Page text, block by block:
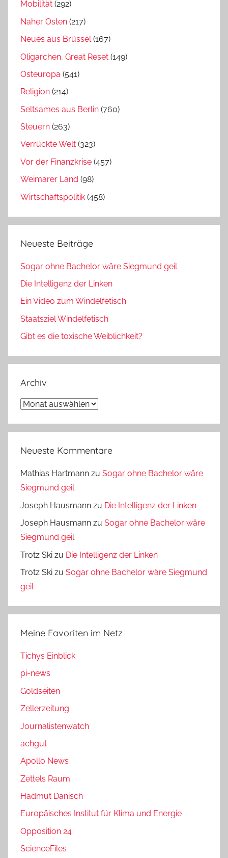
Mobilität (292)
Naher Osten (217)
Neues aus Brüssel(167)
Oligarchen, Great Reset (149)
Osteuropa (541)
Religion (214)
Seltsames aus Berlin (760)
Steuern (263)
Verrückte Welt (323)
Vor der Finanzkrise (457)
Weimarer Land (98)
Wirtschaftspolitik (458)
Neueste Beiträge
Sogar ohne Bachelor wäre Siegmund geil
Die Intelligenz der Linken
Ein Video zum Windelfetisch
Staatsziel Windelfetisch
Gibt es die toxische Weiblichkeit?
Archiv
Archiv
Neueste Kommentare
Mathias Hartmann zu Sogar ohne Bachelor wäre
Siegmund geil
Joseph Hausmann zu Die Intelligenz der Linken
Joseph Hausmann zu Sogar ohne Bachelor wäre
Siegmund geil
Trotz Ski zu Die Intelligenz der Linken
Trotz Ski zu Sogar ohne Bachelor wäre Siegmund
geil
Meine Favoriten im Netz
Tichys Einblick
pi-news
Goldseiten
Zellerzeitung
Journalistenwatch
achgut
Apollo News
Zettels Raum
Hadmut Danisch
Europäisches Institut für Klima und Energie
Opposition 24
ScienceFiles